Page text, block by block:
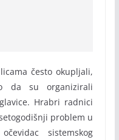
često okupljali,
da su organizirali
Hrabri radnici
problem u
sistemskog